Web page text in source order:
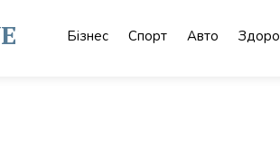
Бізнес Спорт Авто